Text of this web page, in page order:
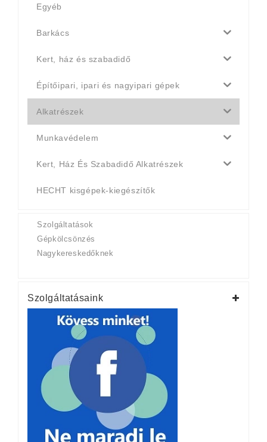
Egyéb
Barkács
Kert, ház és szabadidő
Építőipari, ipari és nagyipari gépek
Alkatrészek
Munkavédelem
Kert, Ház És Szabadidő Alkatrészek
HECHT kisgépek-kiegészítők
Szolgáltatások
Gépkölcsönzés
Nagykereskedőknek
Szolgáltatásaink